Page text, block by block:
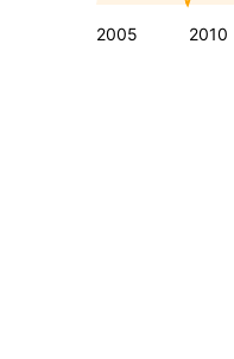
2005 2010